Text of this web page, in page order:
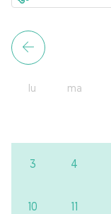
lu ma
3 4
10 11